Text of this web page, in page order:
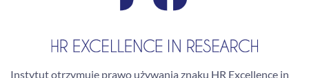
Instytut otrzymuje prawo używania znaku HR Excellence in